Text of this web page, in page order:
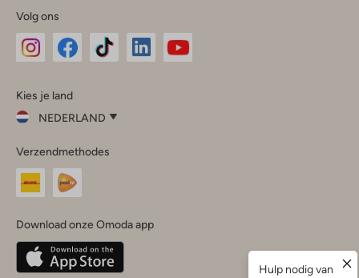
Volg ons
InstagramFacebook
Kies je land
NEDERLAND
je
land
Nederland
Belgique(Français)
Deutschland
Verzendmethodes
Download onze Omoda app